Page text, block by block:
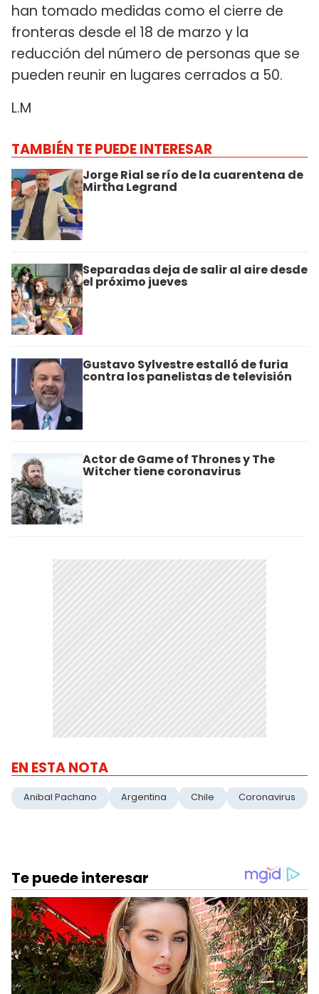
han tomado medidas como el cierre de
fronteras desde el 18 de marzo y la
reducción del número de personas que se
pueden reunir en lugares cerrados a 50.
L.M
TAMBIÉN TE PUEDE INTERESAR
Jorge Rial se río de la cuarentena de
Mirtha Legrand
Separadas deja de salir al aire desde
el próximo jueves
Gustavo Sylvestre estalló de furia
contra los panelistas de televisión
Actor de Game of Thrones y The
Witcher tiene coronavirus
EN ESTA NOTA
Anibal Pachano Argentina Chile Coronavirus